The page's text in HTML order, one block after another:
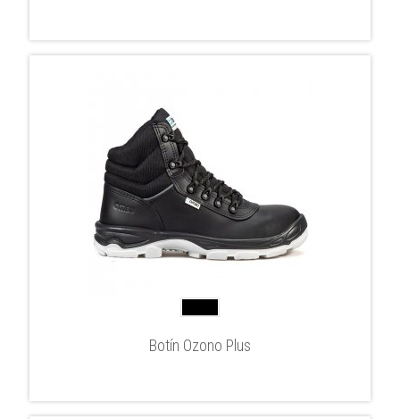
Botín Ozono Plus